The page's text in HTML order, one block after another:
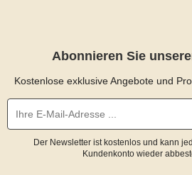
Abonnieren Sie
Kostenlose exklusive Angebote und
Der Newsletter ist kostenlos und kann
Kundenkonto wieder